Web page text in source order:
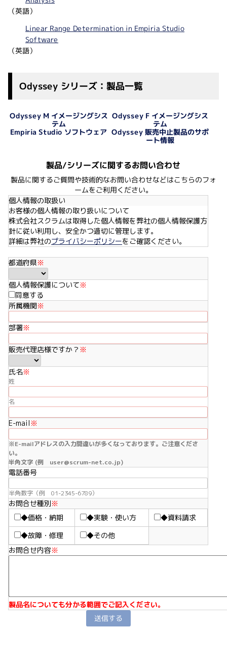
（英語）
Linear Range Determination in Empiria Studio
Software
（英語）
Odyssey シリーズ：製品一覧
Odyssey M イメージングシス
テム
Odyssey F イメージングシス
テム
Empiria Studio ソフトウェア Odyssey 販売中止製品のサポ
ート情報
製品/シリーズに関するお問い合わせ
製品に関するご質問や技術的なお問い合わせなどはこちらのフォ
ームをご利用ください。
個人情報の取扱い
お客様の個人情報の取り扱いについて
株式会社スクラムは取得した個人情報を弊社の個人情報保護方
針に従い利用し、安全かつ適切に管理します。
詳細は弊社のプライバシーポリシーをご確認ください。
都道府県※
個人情報保護について※
同意する
所属機関※
部署※
販売代理店様ですか？ ※
氏名※
姓
名
E-mail※
※E-mailアドレスの入力間違いが多くなっております。ご注意くださ
い。
半角文字 (例 user@scrum-net.co.jp)
電話番号
半角数字（例 01-2345-6789）
お問合せ種別※
◆価格・納期 ◆実験・使い方 ◆資料請求
◆故障・修理 ◆その他
お問合せ内容※
製品名についても分かる範囲でご記入ください。